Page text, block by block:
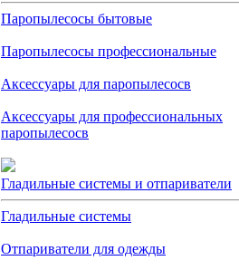
Паропылесосы бытовые
Паропылесосы профессиональные
Аксессуары для паропылесосв
Аксессуары для профессиональных
паропылесосв
Гладильные системы и отпариватели
Гладильные системы
Отпариватели для одежды